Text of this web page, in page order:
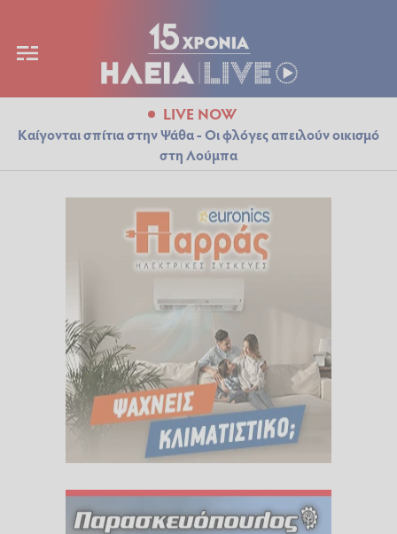
LIVE NOW
Καίγονται σπίτια στην Ψάθα - Οι φλόγες απειλούν οικισμό
στη Λούμπα